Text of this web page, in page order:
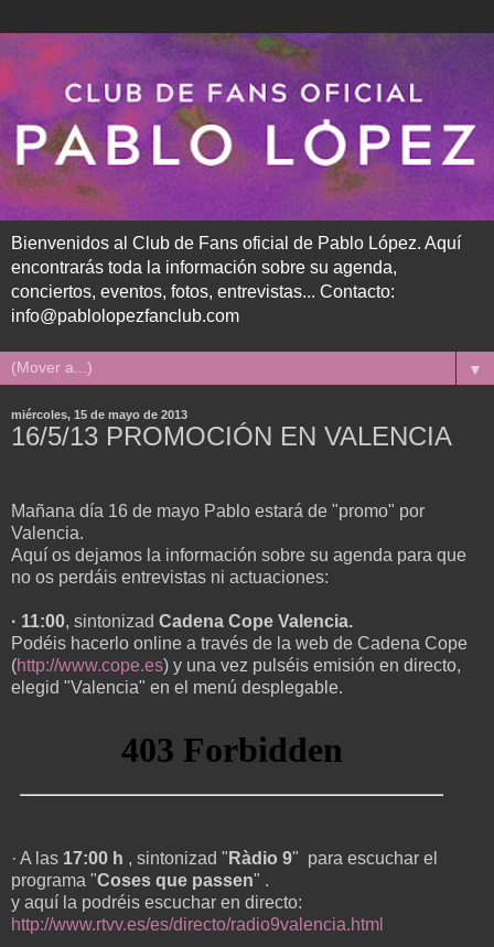
Bienvenidos al Club de Fans oficial de Pablo López. Aquí
encontrarás toda la información sobre su agenda,
conciertos, eventos, fotos, entrevistas... Contacto:
info@pablolopezfanclub.com
▼
miércoles, 15 de mayo de 2013
16/5/13 PROMOCIÓN EN VALENCIA
Mañana día 16 de mayo Pablo estará de "promo" por
Valencia.
Aquí os dejamos la información sobre su agenda para que
no os perdáis entrevistas ni actuaciones:
· 11:00, sintonizad Cadena Cope Valencia.
Podéis hacerlo online a través de la web de Cadena Cope
(http://www.cope.es) y una vez pulséis emisión en directo,
elegid "Valencia" en el menú desplegable.
· A las 17:00 h , sintonizad " Ràdio 9" para escuchar el
programa "Coses que passen" .
y aquí la podréis escuchar en directo:
http://www.rtvv.es/es/directo/radio9valencia.html